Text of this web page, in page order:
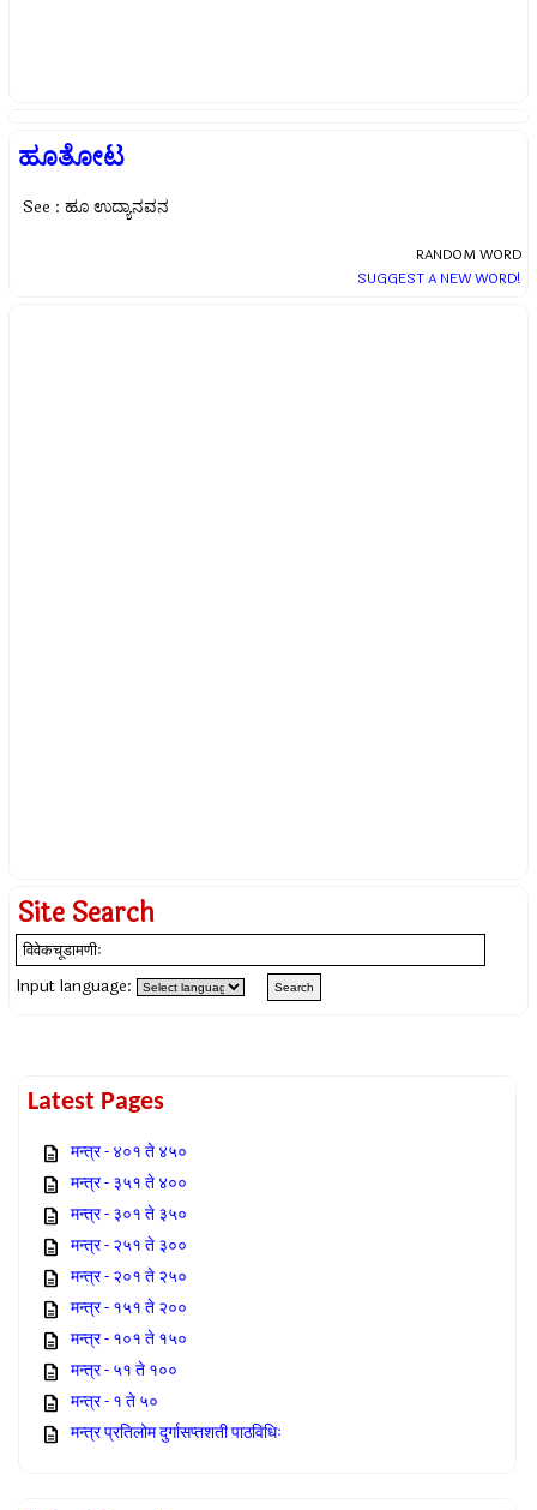
ಹೂತೋಟ
See : ಹೂ ಉದ್ಯಾನವನ
RANDOM WORD
SUGGEST A NEW WORD!
Site Search
Input language:
Latest Pages
मन्त्र - ४०१ ते ४५०
मन्त्र - ३५१ ते ४००
मन्त्र - ३०१ ते ३५०
मन्त्र - २५१ ते ३००
मन्त्र - २०१ ते २५०
मन्त्र - १५१ ते २००
मन्त्र - १०१ ते १५०
मन्त्र - ५१ ते १००
मन्त्र - १ ते ५०
मन्त्र प्रतिलोम दुर्गासप्तशती पाठविधिः